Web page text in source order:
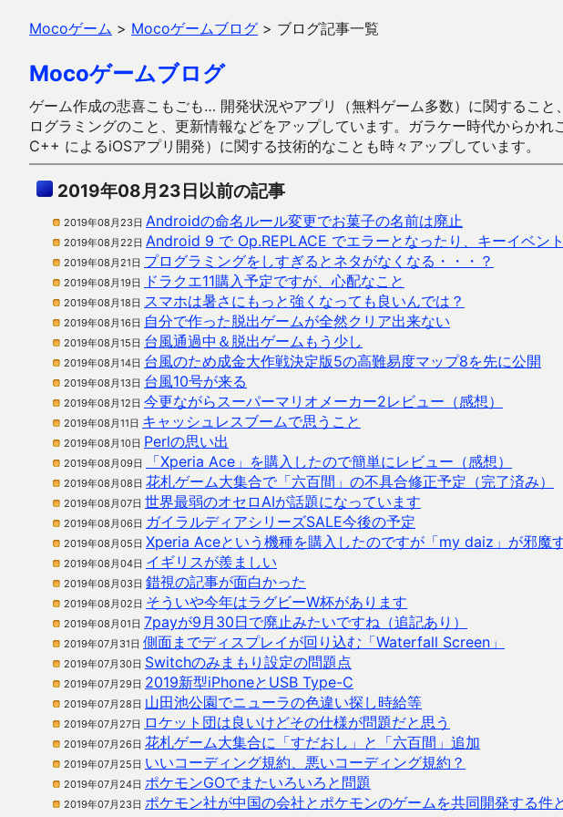
Mocoゲーム > Mocoゲームブログ > ブログ記事一覧
Mocoゲームブログ
ゲーム作成の悲喜こもごも… 開発状況やアプリ（無料ゲーム多数）に関するこ
ログラミングのこと、更新情報などをアップしています。ガラケー時代から
C++ によるiOSアプリ開発）に関する技術的なことも時々アップしています。
2019年08月23日以前の記事
2019年08月23日 Androidの命名ルール変更でお菓子の名前は廃止
2019年08月22日 Android 9 で Op.REPLACE でエラーとなったり、キーイベン
2019年08月21日 プログラミングをしすぎるとネタがなくなる・・・？
2019年08月19日 ドラクエ11購入予定ですが、心配なこと
2019年08月18日 スマホは暑さにもっと強くなっても良いんでは？
2019年08月16日 自分で作った脱出ゲームが全然クリア出来ない
2019年08月15日 台風通過中＆脱出ゲームもう少し
2019年08月14日 台風のため成金大作戦決定版5の高難易度マップ8を先に公開
2019年08月13日 台風10号が来る
2019年08月12日 今更ながらスーパーマリオメーカー2レビュー（感想）
2019年08月11日 キャッシュレスブームで思うこと
2019年08月10日 Perlの思い出
2019年08月09日 「Xperia Ace」を購入したので簡単にレビュー（感想）
2019年08月08日 花札ゲーム大集合で「六百間」の不具合修正予定（完了済み）
2019年08月07日 世界最弱のオセロAIが話題になっています
2019年08月06日 ガイラルディアシリーズSALE今後の予定
2019年08月05日 Xperia Aceという機種を購入したのですが「my daiz」が邪魔
2019年08月04日 イギリスが羨ましい
2019年08月03日 錯視の記事が面白かった
2019年08月02日 そういや今年はラグビーW杯があります
2019年08月01日 7payが9月30日で廃止みたいですね（追記あり）
2019年07月31日 側面までディスプレイが回り込む「Waterfall Screen」
2019年07月30日 Switchのみまもり設定の問題点
2019年07月29日 2019新型iPhoneとUSB Type-C
2019年07月28日 山田池公園でニューラの色違い探し時給等
2019年07月27日 ロケット団は良いけどその仕様が問題だと思う
2019年07月26日 花札ゲーム大集合に「すだおし」と「六百間」追加
2019年07月25日 いいコーディング規約、悪いコーディング規約？
2019年07月24日 ポケモンGOでまたいろいろと問題
2019年07月23日 ポケモン社が中国の会社とポケモンのゲームを共同開発する件